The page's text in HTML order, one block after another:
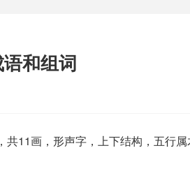
和组词
11画，形声字，上下结构，五行